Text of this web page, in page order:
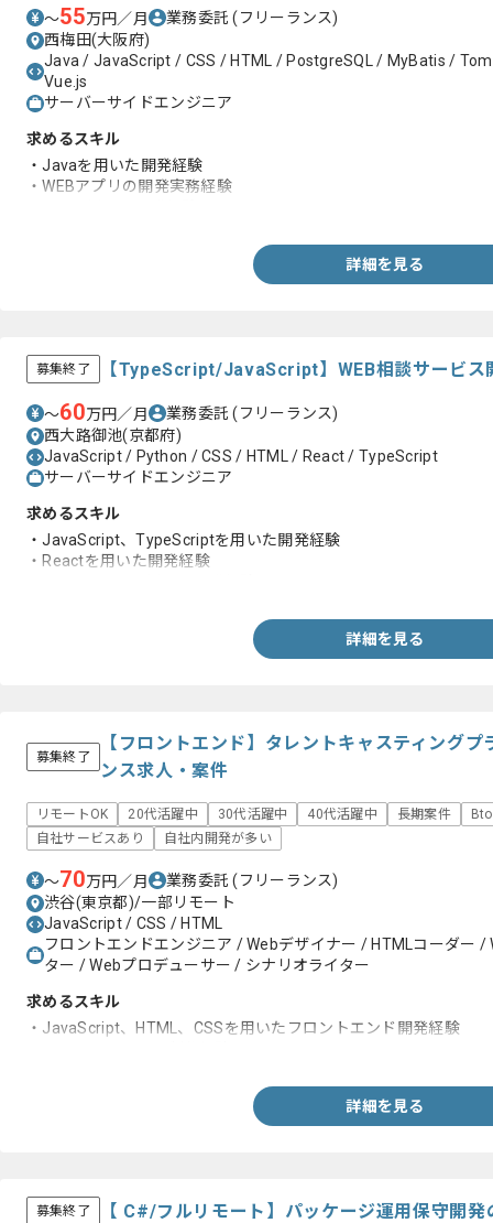
〜55万円／月 業務委託(フリーランス)
西梅田(大阪府)
Java / JavaScript / CSS / HTML / PostgreSQL / MyBatis /
Vue.js
サーバーサイドエンジニア
求めるスキル
・Javaを用いた開発経験
・WEBアプリの開発実務経験
詳細を見る
募集終了 【TypeScript/JavaScript】WEB相談サービス
〜60万円／月 業務委託(フリーランス)
西大路御池(京都府)
JavaScript / Python / CSS / HTML / React / TypeScript
サーバーサイドエンジニア
求めるスキル
・JavaScript、TypeScriptを用いた開発経験
・Reactを用いた開発経験
詳細を見る
募集終了
【フロントエンド】タレントキャスティング
ンス求人・案件
リモートOK 20代活躍中 30代活躍中 40代活躍中 長期案件
自社サービスあり
自社内開発が多い
〜70万円／月 業務委託(フリーランス)
渋谷(東京都)/一部リモート
JavaScript / CSS / HTML
フロントエンドエンジニア / Webデザイナー / HTMLコーダー /
ター / Webプロデューサー / シナリオライター
求めるスキル
・JavaScript、HTML、CSSを用いたフロントエンド開発経験
詳細を見る
募集終了 【 C#/フルリモート】パッケージ運用保守開